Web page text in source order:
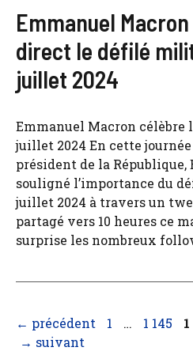
Emmanuel
direct le défilé
juillet 2024
Emmanuel Macron
juillet 2024 En cette
président de la République,
souligné l’importance du
juillet 2024 à travers un
partagé vers 10 heures ce
surprise les nombreux
← précédent Page
1 … Page
1 145
→ suivant